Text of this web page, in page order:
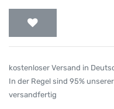
kostenloser Versand in
In der Regel sind 95%
versandfertig